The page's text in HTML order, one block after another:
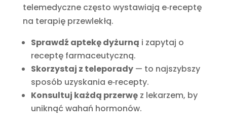
telemedyczne często wystawiają e‑receptę
na terapię przewlekłą.
Sprawdź aptekę dyżurną i zapytaj o
receptę farmaceutyczną.
Skorzystaj z teleporady— to najszybszy
sposób uzyskania e‑recepty.
Konsultuj każdą przerwęz lekarzem, by
uniknąć wahań hormonów.